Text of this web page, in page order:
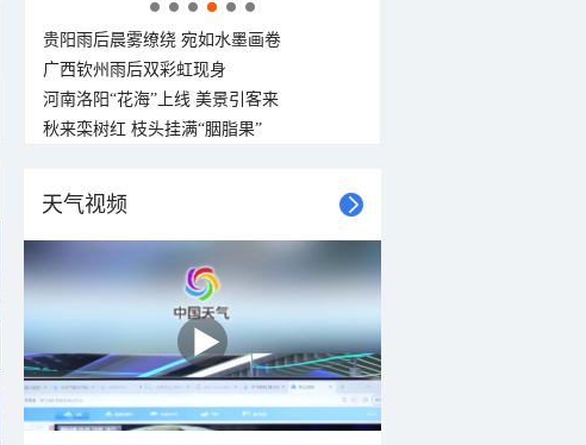
贵阳雨后晨雾缭绕 宛如水墨画卷
广西钦州雨后双彩虹现身
河南洛阳“花海”上线 美景引客来
秋来栾树红 枝头挂满“胭脂果”
天气视频